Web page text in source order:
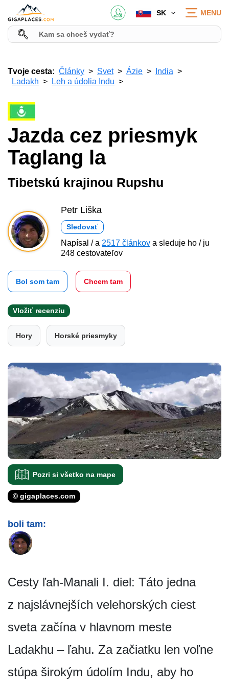
SK MENU
Tvoje cesta: Články Svet Ázie
India
Ladakh
Leh a údolia Indu
Jazda cez priesmyk
Taglang la
Tibetskú krajinou Rupshu
Petr Liška
Sledovať
Napísal / a 2517 článkov a sleduje ho / ju
248 cestovateľov
Bol som tam Chcem tam
Vložiť recenziu
Hory Horské priesmyky
Pozri si všetko na mape
© gigaplaces.com
boli tam:
Cesty ľah-Manali I. diel: Táto jedna
z najslávnejších velehorských ciest
sveta začína v hlavnom meste
Ladakhu – ľahu. Za začiatku len voľne
stúpa širokým údolím Indu, aby ho